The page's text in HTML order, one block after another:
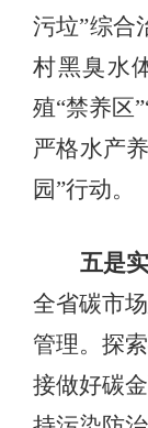
污垃”综合
村黑臭水
殖“禁养区
严格水产
园”行动。
五是
全省碳市
管理。探
接做好碳